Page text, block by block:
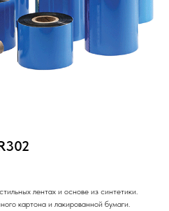
лентах и основе из синтетики.
картона и лакированной бумаги.